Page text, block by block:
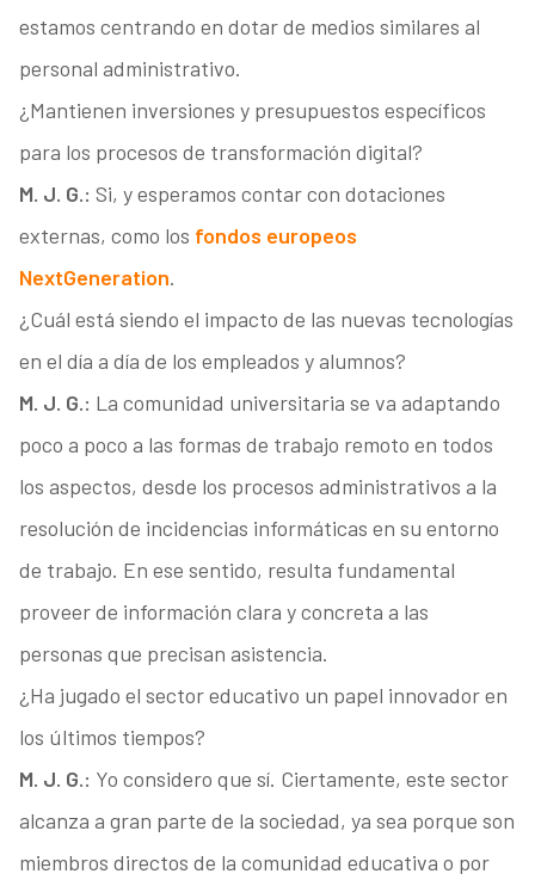
estamos centrando en dotar de medios similares al
personal administrativo.
¿Mantienen inversiones y presupuestos específicos
para los procesos de transformación digital?
M. J. G.: Si, y esperamos contar con dotaciones
externas, como los fondos europeos
NextGeneration.
¿Cuál está siendo el impacto de las nuevas tecnologías
en el día a día de los empleados y alumnos?
M. J. G.: La comunidad universitaria se va adaptando
poco a poco a las formas de trabajo remoto en todos
los aspectos, desde los procesos administrativos a la
resolución de incidencias informáticas en su entorno
de trabajo. En ese sentido, resulta fundamental
proveer de información clara y concreta a las
personas que precisan asistencia.
¿Ha jugado el sector educativo un papel innovador en
los últimos tiempos?
M. J. G.: Yo considero que sí. Ciertamente, este sector
alcanza a gran parte de la sociedad, ya sea porque son
miembros directos de la comunidad educativa o por